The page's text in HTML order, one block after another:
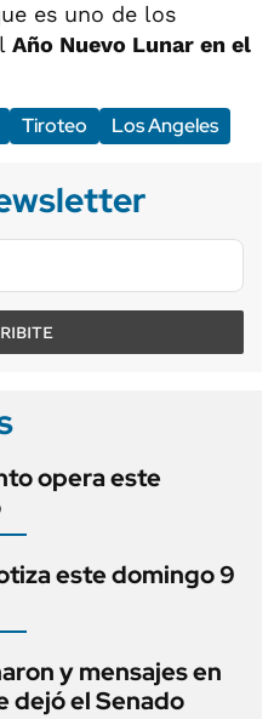
es uno de los
Año Nuevo Lunar en el
Tiroteo Los Angeles
opera este
este domingo 9
y mensajes en
dejó el Senado